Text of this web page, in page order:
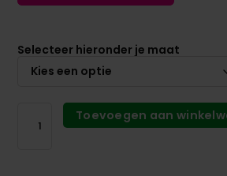
Selecteer hieronder je maat
Toevoegen aan